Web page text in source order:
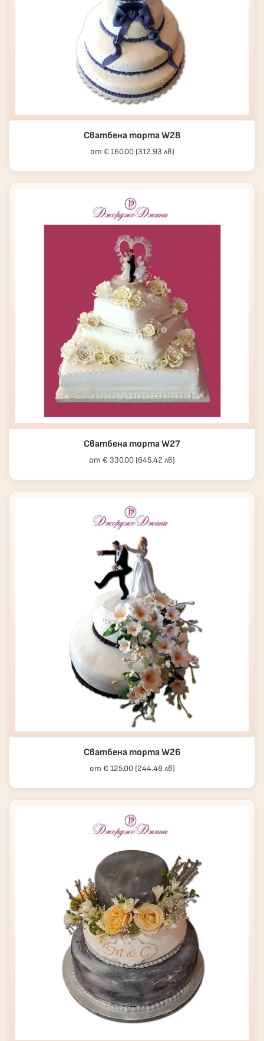
Сватбена торта W28
от € 160.00 (312.93 лв)
Сватбена торта W27
от € 330.00 (645.42 лв)
Сватбена торта W26
от € 125.00 (244.48 лв)